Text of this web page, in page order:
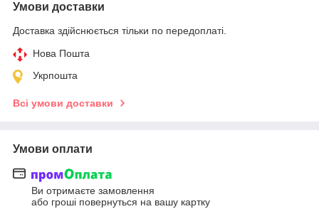
Умови доставки
Доставка здійснюється тільки по передоплаті.
Нова Пошта
Укрпошта
Всі умови доставки
Умови оплати
Ви отримаєте замовлення
або гроші повернуться на вашу картку